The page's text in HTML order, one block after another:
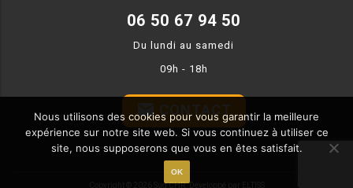
CELLULE DE REFROIDISSEMENT
ARMOIRE À BOISSONS
ARRIÈRE-BAR
CAVE À VIN
06 50 67 94 50
Du lundi au samedi
09h - 18h
email
Copyright © 2026 Sud CHR.Developpé par ELTISS
Nous utilisons des cookies pour vous garantir la meilleure
expérience sur notre site web. Si vous continuez à utiliser ce
site, nous supposerons que vous en êtes satisfait.
OK